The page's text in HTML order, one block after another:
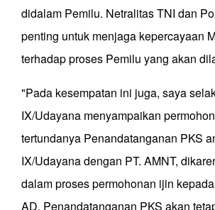
didalam Pemilu. Netralitas TNI dan
penting untuk menjaga kepercayaan
terhadap proses Pemilu yang akan
"Pada kesempatan ini juga, saya
IX/Udayana menyampaikan
tertundanya Penandatanganan PKS
IX/Udayana dengan PT. AMNT,
dalam proses permohonan ijin
AD. Penandatanganan PKS akan